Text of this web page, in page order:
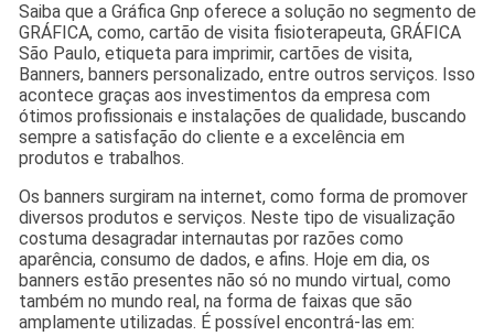
Saiba que a Gráfica Gnp oferece a solução no segmento de
GRÁFICA, como, cartão de visita fisioterapeuta, GRÁFICA
São Paulo, etiqueta para imprimir, cartões de visita,
Banners, banners personalizado, entre outros serviços. Isso
acontece graças aos investimentos da empresa com
ótimos profissionais e instalações de qualidade, buscando
sempre a satisfação do cliente e a excelência em
produtos e trabalhos.
Os banners surgiram na internet, como forma de promover
diversos produtos e serviços. Neste tipo de visualização
costuma desagradar internautas por razões como
aparência, consumo de dados, e afins. Hoje em dia, os
banners estão presentes não só no mundo virtual, como
também no mundo real, na forma de faixas que são
amplamente utilizadas. É possível encontrá-las em: